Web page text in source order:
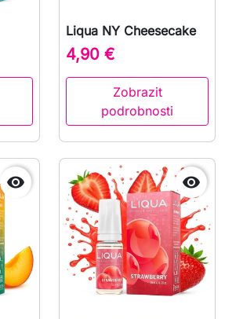
Liqua NY Cheesecake
4,90 €
Zobrazit
podrobnosti
 